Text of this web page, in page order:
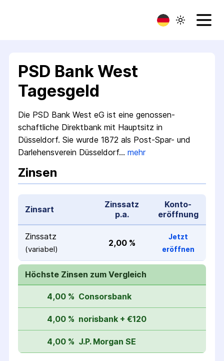
PSD Bank West
Tagesgeld
Die PSD Bank West eG ist eine genossen­
schaftliche Direkt­bank mit Haupt­sitz in
Düsseldorf. Sie wurde 1872 als Post­-Spar­- und
Darlehens­verein Düsseldorf… mehr
Zinsen
Zinsart
Zinssatz
p.a.
Konto­
eröffnung
Zinssatz
(variabel)
2,00 %
Jetzt
eröffnen
Höchste Zinsen zum Vergleich
4,00 % Consorsbank
4,00 % norisbank + €120
4,00 % J.P. Morgan SE